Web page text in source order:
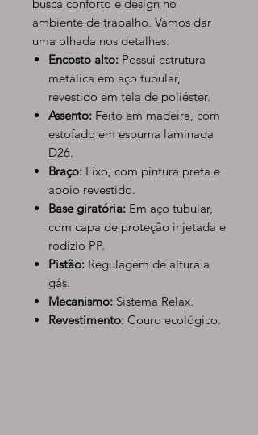
busca conforto e design no
ambiente de trabalho. Vamos dar
uma olhada nos detalhes:
Encosto alto: Possui estrutura
metálica em aço tubular,
revestido em tela de poliéster.
Assento: Feito em madeira, com
estofado em espuma laminada
D26.
Braço: Fixo, com pintura preta e
apoio revestido.
Base giratória: Em aço tubular,
com capa de proteção injetada e
rodízio PP.
Pistão: Regulagem de altura a
gás.
Mecanismo: Sistema Relax.
Revestimento: Couro ecológico.